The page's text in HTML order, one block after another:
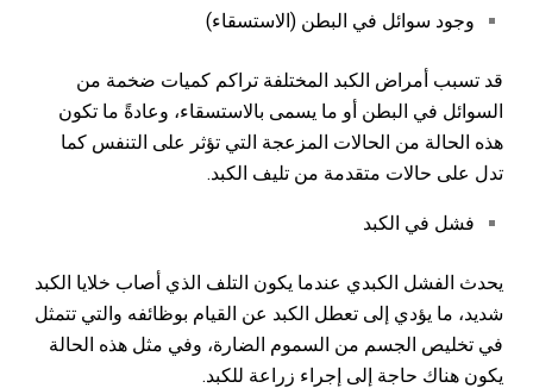
وجود سوائل في البطن (الاستسقاء)
قد تسبب أمراض الكبد المختلفة تراكم كميات ضخمة من
السوائل في البطن أو ما يسمى بالاستسقاء، وعادةً ما تكون
هذه الحالة من الحالات المزعجة التي تؤثر على التنفس كما
تدل على حالات متقدمة من تليف الكبد.
فشل في الكبد
يحدث الفشل الكبدي عندما يكون التلف الذي أصاب خلايا الكبد
شديد، ما يؤدي إلى تعطل الكبد عن القيام بوظائفه والتي تتمثل
في تخليص الجسم من السموم الضارة، وفي مثل هذه الحالة
يكون هناك حاجة إلى إجراء زراعة للكبد.